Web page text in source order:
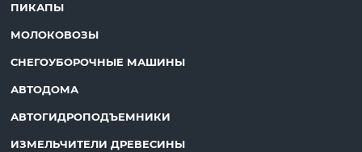
ПИКАПЫ
МОЛОКОВОЗЫ
СНЕГОУБОРОЧНЫЕ МАШИНЫ
АВТОДОМА
АВТОГИДРОПОДЪЕМНИКИ
ИЗМЕЛЬЧИТЕЛИ ДРЕВЕСИНЫ